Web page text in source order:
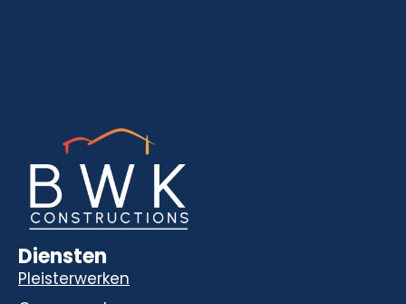
Diensten
Pleisterwerken